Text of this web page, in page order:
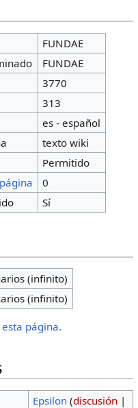
FUNDAE
FUNDAE
3770
313
es - español
texto wiki
Permitido
0
Sí
(infinito)
(infinito)
página.
Epsilon (discusión|